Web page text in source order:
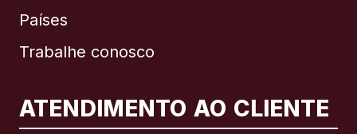
Países
Trabalhe conosco
ATENDIMENTO AO CLIENTE
Internacional English